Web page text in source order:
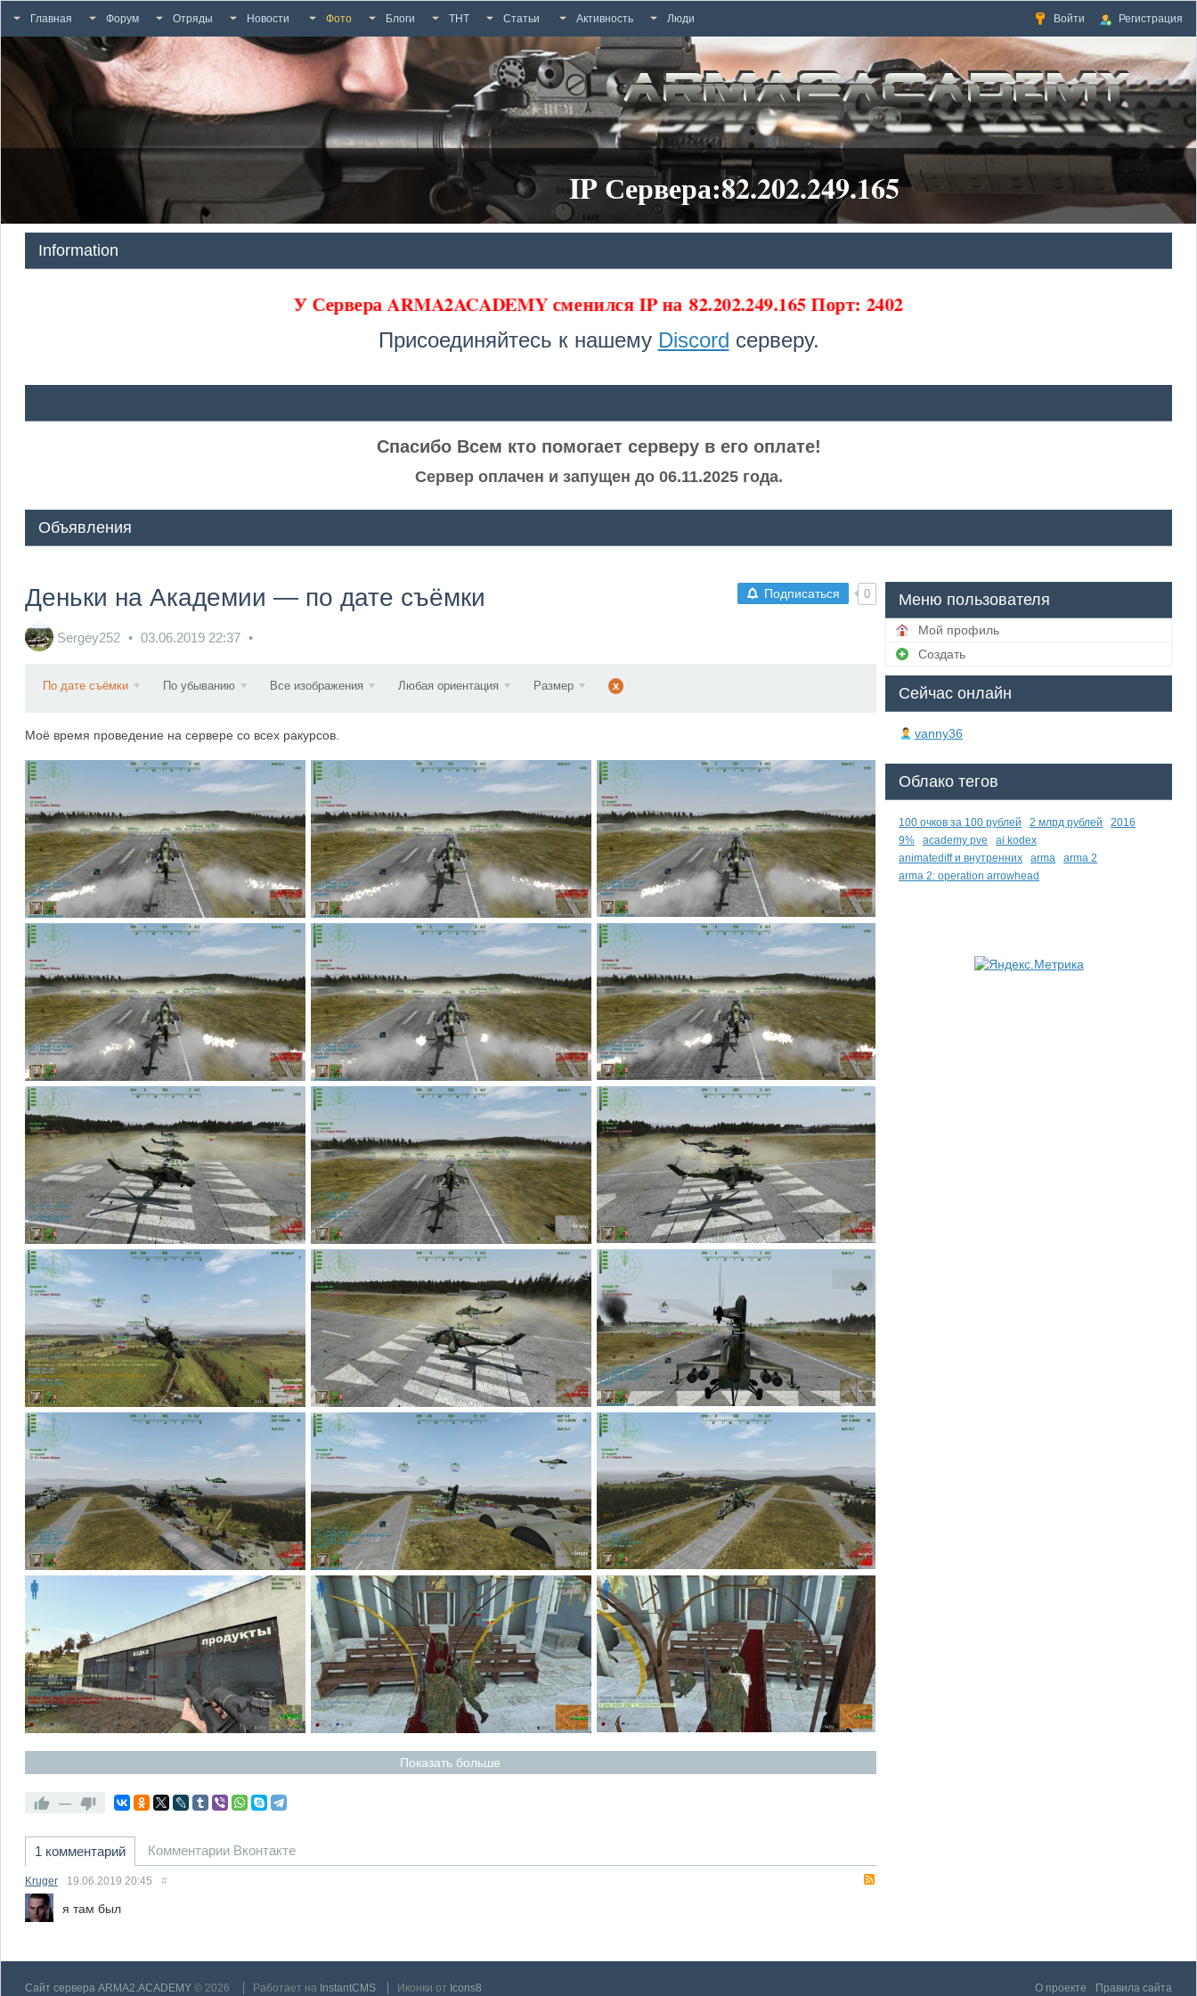
Главная Форум Отряды Новости Фото Блоги ТНТ Статьи Активность Люди Войти Регистрация
IP Сервера:82.202.249.165
Information
У Сервера ARMA2ACADEMY сменился IP на82.202.249.165 Порт: 2402
Присоединяйтесь к нашему Discord серверу.
Спасибо Всем кто помогает серверу в его оплате!
Сервер оплачен и запущен до 06.11.2025 года.
Объявления
Подписаться 0
Деньки на Академии — по дате съёмки
Sergey252 03.06.2019 22:37
По дате съёмки По убыванию Все изображения Любая ориентация Размер x
Моё время проведение на сервере со всех ракурсов.
Показать больше
—
1 комментарий Комментарии Вконтакте
Kruger 19.06.2019 20:45 #
я там был
Меню пользователя
Мой профиль
Создать
Сейчас онлайн
vanny36
Облако тегов
100 очков за 100 рублей 2 млрд рублей
2016
9%
academy pve
ai kodex
animatediff и внутренних
arma
arma 2
arma 2: operation arrowhead
Сайт сервера ARMA2.ACADEMY© 2026 Работает на InstantCMS Иконки от Icons8 О проекте Правила сайта